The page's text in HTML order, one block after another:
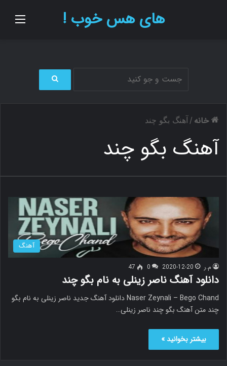
های هس خوب !
ج
ی
خانه / آهنگ بگو چند
آهنگ بگو چند
آهنگ
م.ر 2020-12-20
0
47
دانلود آهنگ ناصر زینلی به نام بگو چند
Naser Zeynali – Bego Chand دانلود آهنگ جدید ناصر زینلی به نام بگو
چند متن آهنگ بگو چند ناصر زینلی…
بیشتر بخوانید »